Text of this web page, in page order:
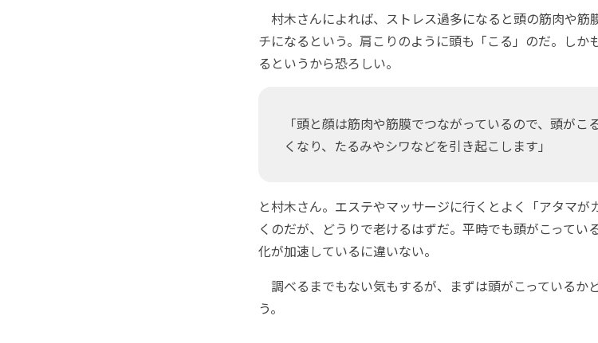
村木さんによれば、ストレス過多になると頭の筋肉や筋
チになるという。肩こりのように頭も「こる」のだ。しか
るというから恐ろしい。
「頭と顔は筋肉や筋膜でつながっているので、頭が
くなり、たるみやシワなどを引き起こします」
と村木さん。エステやマッサージに行くとよく「アタマ
くのだが、どうりで老けるはずだ。平時でも頭がこってい
化が加速しているに違いない。
調べるまでもない気もするが、まずは頭がこっているか
う。